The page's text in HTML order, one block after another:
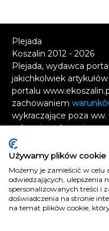
Plejada
Koszalin 2012 - 2026
Plejada, wydawca
jakichkolwiek
portalu
zachowaniem
wykraczające poza
zabronione bez
się, w jaki sposób
wykorzystanie treści.
Naruszenie tych zasad
odpowiedzialnością
Wszelkie prawa
Używamy plików cookie
Możemy je zamieścić w
odwiedzających, ulepszenia
spersonalizowanych treści i
doświadczenia na stronie
na temat plików cookie,